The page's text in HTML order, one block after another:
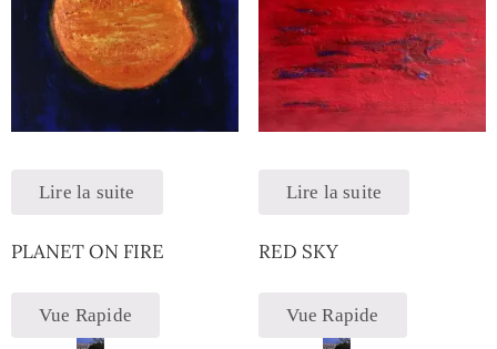
Lire la suite
PLANET ON FIRE
Vue Rapide
Lire la suite
RED SKY
Vue Rapide